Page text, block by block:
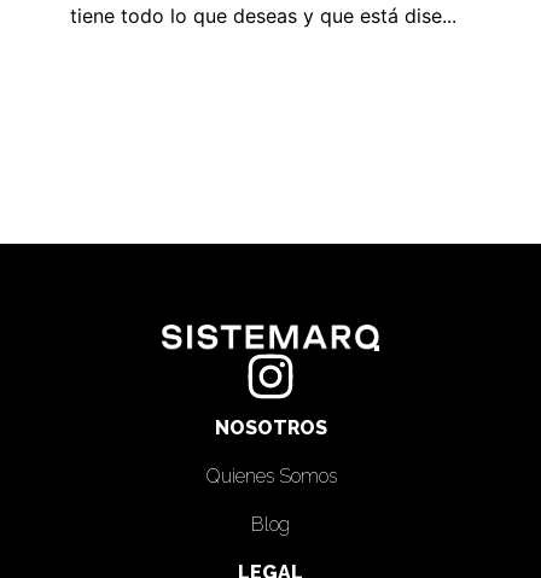
tiene todo lo que deseas y que está dise...
NOSOTROS
Quienes Somos
Blog
LEGAL